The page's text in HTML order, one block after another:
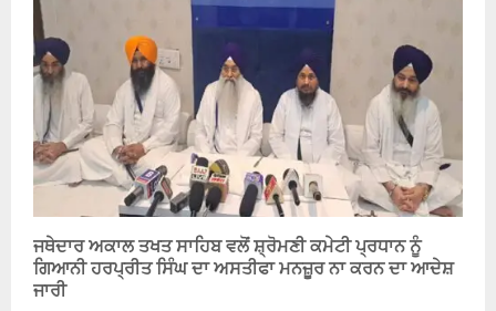
ਜਥੇਦਾਰ ਅਕਾਲ ਤਖਤ ਸਾਹਿਬ ਵਲੋਂ ਸ਼੍ਰੋਮਣੀ ਕਮੇਟੀ ਪ੍ਰਧਾਨ ਨੂੰ
ਗਿਆਨੀ ਹਰਪ੍ਰੀਤ ਸਿੰਘ ਦਾ ਅਸਤੀਫਾ ਮਨਜ਼ੂਰ ਨਾ ਕਰਨ ਦਾ ਆਦੇਸ਼
ਜਾਰੀ